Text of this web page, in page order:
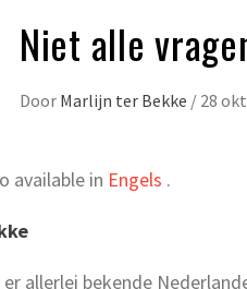
Niet alle
Door Marlijn ter Bekke / 28
available in Engels .
allerlei bekende